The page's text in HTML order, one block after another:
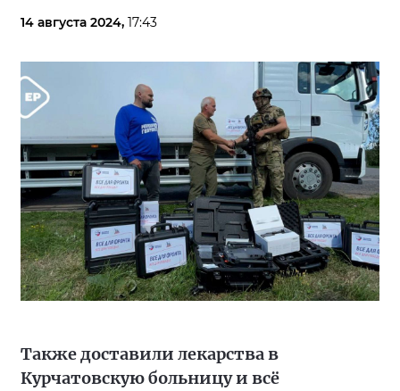
14 августа 2024, 17:43
Также доставили лекарства в
Курчатовскую больницу и всё